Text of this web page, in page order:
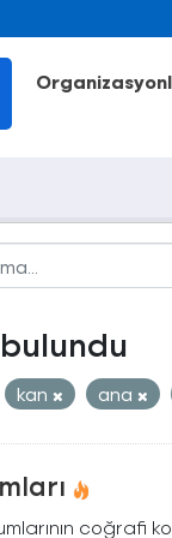
kan ana
coğrafi